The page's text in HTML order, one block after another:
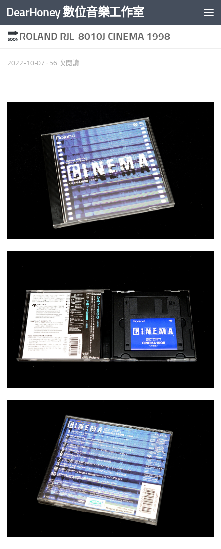
Skip to content
DearHoney 數位音樂工作室
ROLAND RJL-8010J CINEMA 1998
2022-10-07 · 56 次閱讀